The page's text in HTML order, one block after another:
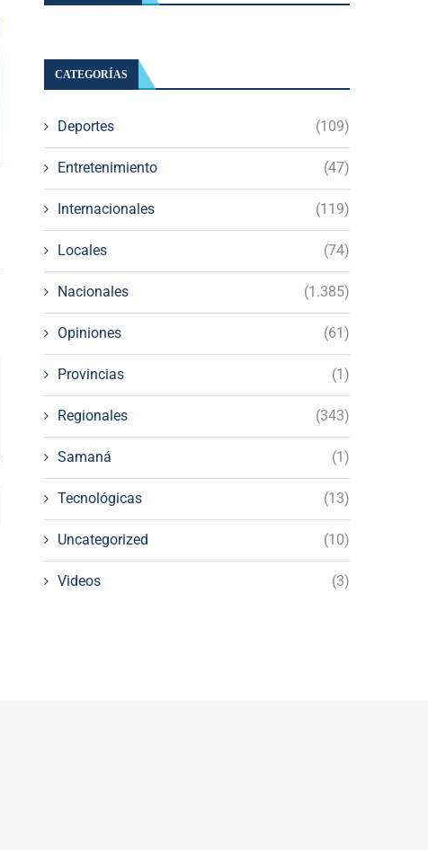
CATEGORÍAS
Deportes (109)
Entretenimiento (47)
Internacionales (119)
Locales (74)
Nacionales (1.385)
Opiniones (61)
Provincias (1)
Regionales (343)
Samaná (1)
Tecnológicas (13)
Uncategorized (10)
Videos (3)